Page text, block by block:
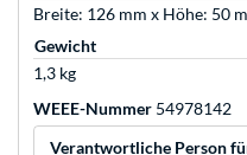
Breite: 126 mm x Höhe: 50
Gewicht
1,3 kg
WEEE-Nummer 54978142
Verantwortliche Person